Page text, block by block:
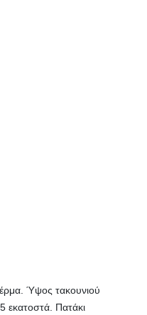
Ύψος τακουνιού
εκατοστά. Πατάκι